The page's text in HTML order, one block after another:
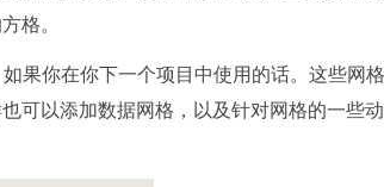
格。
你在你下一个项目中使用的话。这些网格
可以添加数据网格，以及针对网格的一些动